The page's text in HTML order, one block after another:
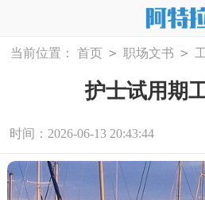
当前位置： 首页 > 职场文书 >
护士试用期
时间：2026-06-13 20:43:44